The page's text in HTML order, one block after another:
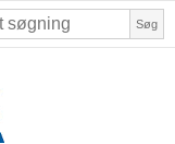
Søg